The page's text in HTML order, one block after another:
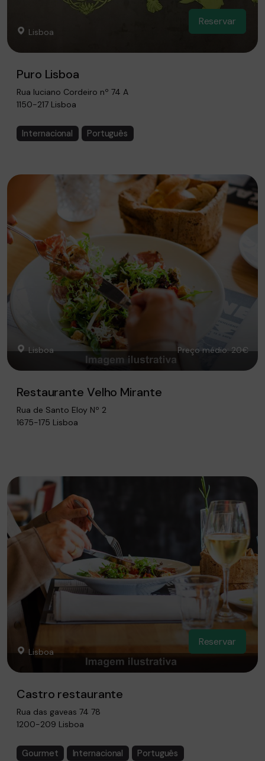
Lisboa
Reservar
Puro Lisboa
Rua luciano Cordeiro nº 74 A
1150-217 Lisboa
Internacional Português
Lisboa Preço médio: 20€
Restaurante Velho Mirante
Rua de Santo Eloy Nº 2
1675-175 Lisboa
Lisboa
Reservar
Castro restaurante
Rua das gaveas 74 78
1200-209 Lisboa
Gourmet Internacional Português